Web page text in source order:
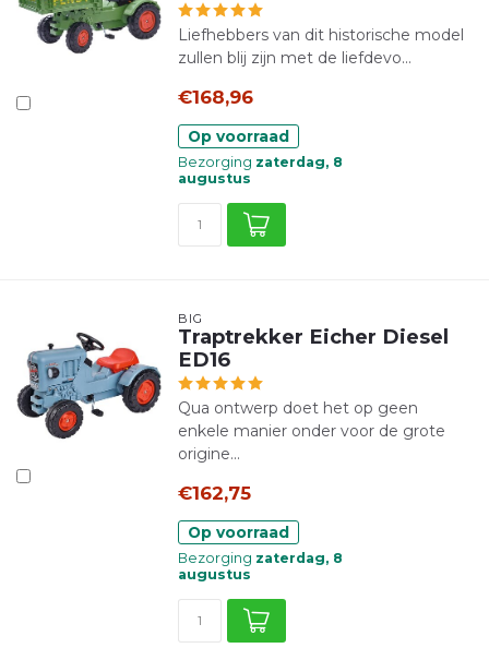
Liefhebbers van dit historische model
zullen blij zijn met de liefdevo...
€168,96
Op voorraad
Bezorging zaterdag, 8
augustus
BIG
Traptrekker Eicher Diesel
ED16
Qua ontwerp doet het op geen
enkele manier onder voor de grote
origine...
€162,75
Op voorraad
Bezorging zaterdag, 8
augustus